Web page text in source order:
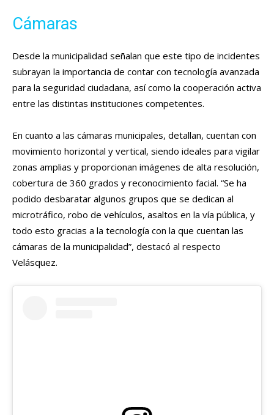
Cámaras
Desde la municipalidad señalan que este tipo de incidentes
subrayan la importancia de contar con tecnología avanzada
para la seguridad ciudadana, así como la cooperación activa
entre las distintas instituciones competentes.
En cuanto a las cámaras municipales, detallan, cuentan con
movimiento horizontal y vertical, siendo ideales para vigilar
zonas amplias y proporcionan imágenes de alta resolución,
cobertura de 360 grados y reconocimiento facial. “Se ha
podido desbaratar algunos grupos que se dedican al
microtráfico, robo de vehículos, asaltos en la vía pública, y
todo esto gracias a la tecnología con la que cuentan las
cámaras de la municipalidad”, destacó al respecto
Velásquez.